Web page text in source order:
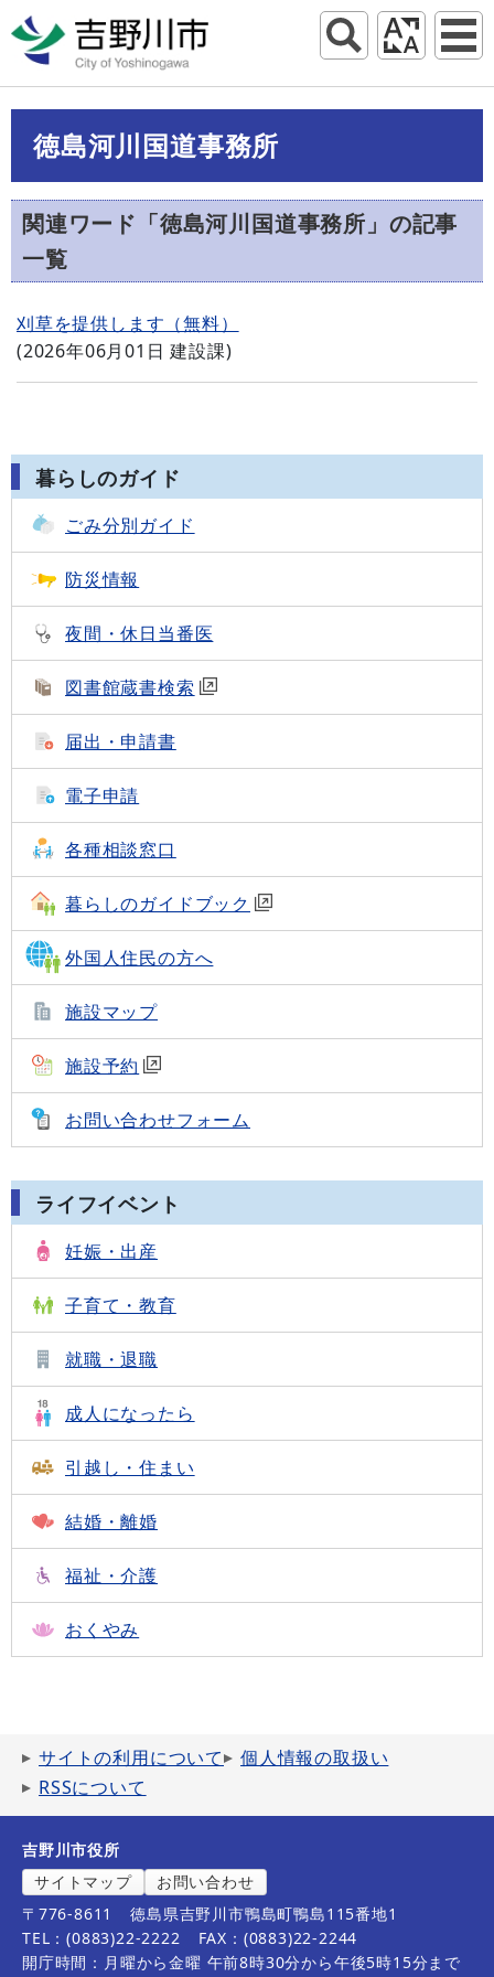
徳島河川国道事務所
関連ワード「徳島河川国道事務所」の記事
一覧
刈草を提供します（無料）
(2026年06月01日 建設課)
暮らしのガイド
ごみ分別ガイド
防災情報
夜間・休日当番医
図書館蔵書検索
届出・申請書
電子申請
各種相談窓口
暮らしのガイドブック
外国人住民の方へ
施設マップ
施設予約
お問い合わせフォーム
ライフイベント
妊娠・出産
子育て・教育
就職・退職
成人になったら
引越し・住まい
結婚・離婚
福祉・介護
おくやみ
サイトの利用について
個人情報の取扱い
RSSについて
吉野川市役所
サイトマップ
お問い合わせ
〒776-8611
徳島県吉野川市鴨島町鴨島115番地1
TEL：(0883)22-2222
FAX：(0883)22-2244
開庁時間：月曜から金曜 午前8時30分から午後5時15分まで